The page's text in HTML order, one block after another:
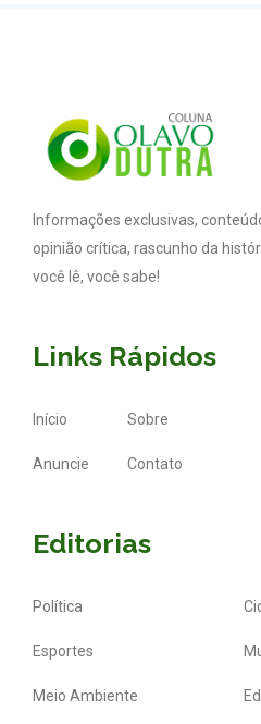
Informações exclusivas,
opinião crítica, rascunho da
você lê, você sabe!
Links Rápidos
Início Sobre
Anuncie Contato
Editorias
Política
Esportes
Meio Ambiente